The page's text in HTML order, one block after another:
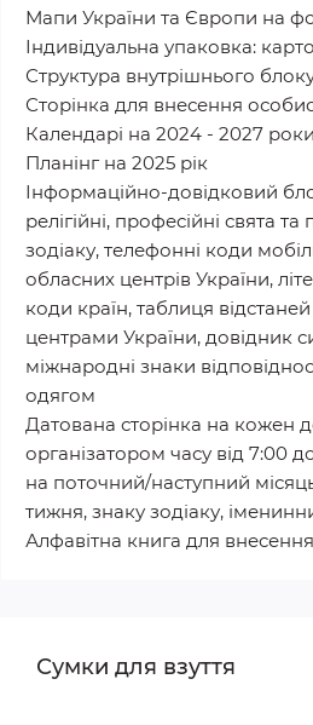
Мапи України та Європи на
Індивідуальна упаковка:
Структура внутрішнього
Сторінка для внесення
Календарі на 2024 - 2027 роки
Планінг на 2025 рік
Інформаційно-довідковий
релігійні, професійні свята
зодіаку, телефонні коди
обласних центрів України,
коди країн, таблиця
центрами України, довідник
міжнародні знаки
одягом
Датована сторінка на кожен
організатором часу від 7:00
на поточний/наступний
тижня, знаку зодіаку,
Алфавітна книга для внесення
Сумки для взуття